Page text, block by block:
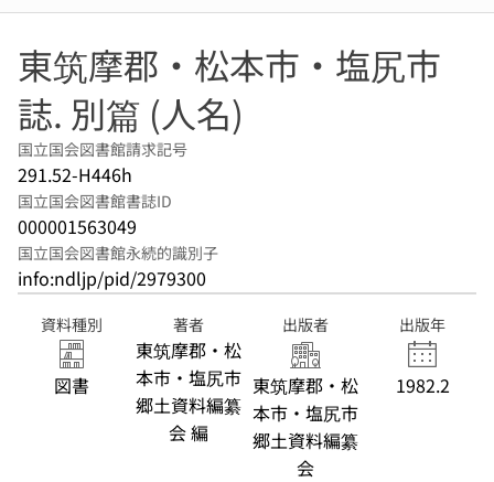
東筑摩郡・松本市・塩尻市
誌. 別篇 (人名)
国立国会図書館請求記号
291.52-H446h
国立国会図書館書誌ID
000001563049
国立国会図書館永続的識別子
info:ndljp/pid/2979300
資料種別
図書
著者
東筑摩郡・松
本市・塩尻市
郷土資料編纂
会 編
出版者
東筑摩郡・松
本市・塩尻市
郷土資料編纂
会
出版年
1982.2